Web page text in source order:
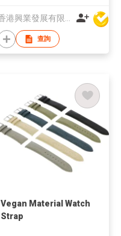
香港興業發展有限公司
查詢
Vegan Material Watch
Strap